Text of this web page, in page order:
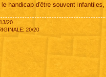
handicap d'être souvent
20
20/20